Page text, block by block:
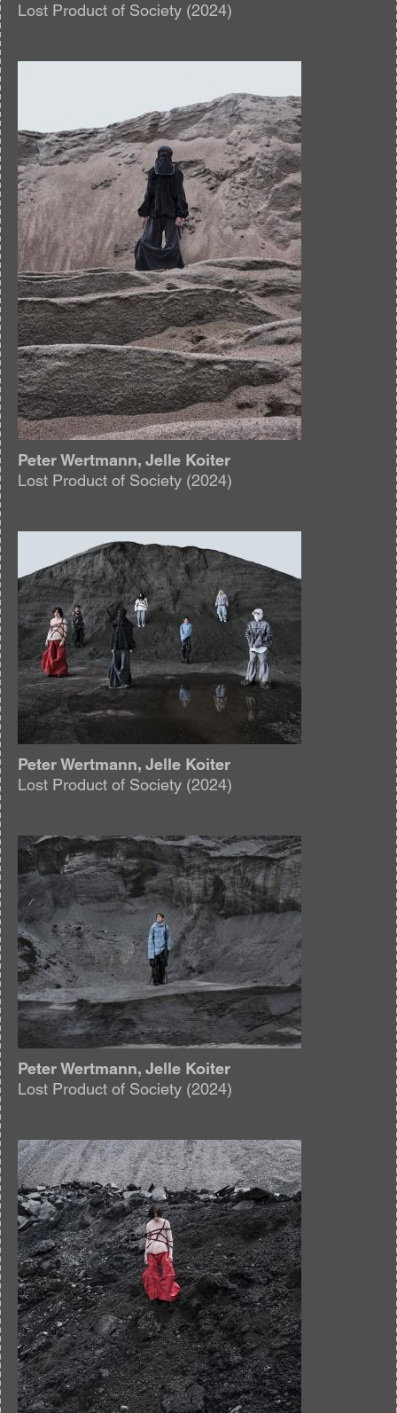
Lost Product of Society (2024)
Peter Wertmann, Jelle Koiter
Lost Product of Society (2024)
Afbeelding
Peter Wertmann, Jelle Koiter
Lost Product of Society (2024)
Afbeelding
Peter Wertmann, Jelle Koiter
Lost Product of Society (2024)
Afbeelding